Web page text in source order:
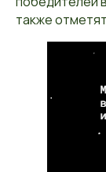
также